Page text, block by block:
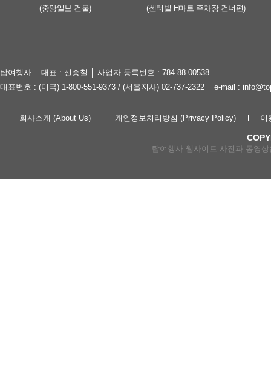
(중앙일보 건물)
(센터빌 H마트 주차장 건너편)
탑여행사 │ 대표 : 신승철 │ 사업자 등록번호 : 784-88-00538
대표번호 : (미국) 1-800-551-9373 / (서울지사) 02-737-2322 │ e-mail :
회사소개 (About Us) 개인정보처리방침 (Privacy Policy) 이
탑여행사 웹사이트 사진과 동영